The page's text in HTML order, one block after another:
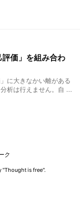
評価」を組み合わ
に大きなかい離がある
析は行えません。自 ...
ク
"Thought is free".